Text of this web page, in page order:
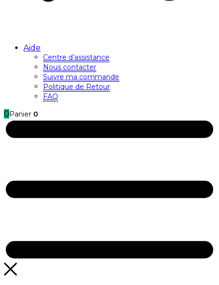
Aide
Centre d’assistance
Nous contacter
Suivre ma commande
Politique de Retour
FAQ
0 Panier 0